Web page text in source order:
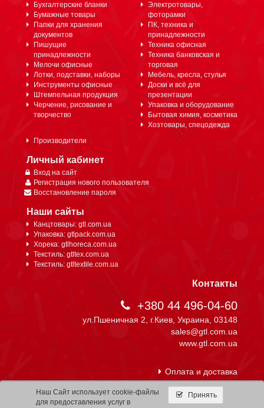
Бухгалтерские бланки
Бумажные товары
Папки для хранения
документов
Пишущие
принадлежности
Мелочи офисные
Лотки, подставки, наборы
Инструменты офисные
Штемпельная продукция
Черчение, рисование и
творчество
Электротовары,
фоторамки
ПК, техника и
принадлежности
Техника офисная
Техника банковская и
торговая
Мебель, кресла, стулья
Доски и всё для
презентации
Упаковка и оборудование
Бытовая химия, косметика
Хозтовары, спецодежда
Производители
Личный кабинет
Вход на сайт
Регистрация нового пользователя
Восстановление пароля
Наши сайты
Канцтовары: gtl.com.ua
Упаковка: gtlpack.com.ua
Хорека: gtlhoreca.com.ua
Текстиль: gtltex.com.ua
Текстиль: gtltextile.com.ua
Контакты
+380 44 496-04-60
ул.Пшеничная 2, г.Киев, Украина, 03148
sales@gtl.com.ua
www.gtl.com.ua
Оплата и доставка
Принять
Наш Сайт использует cookie-файлы
для предоставления услуг в